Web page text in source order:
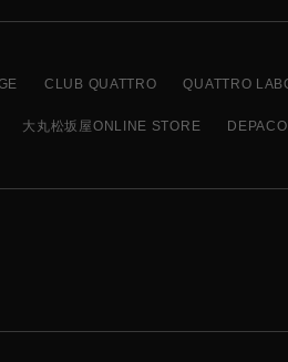
CLUB QUATTRO QUATTRO
大丸松坂屋ONLINE STORE DEPACO